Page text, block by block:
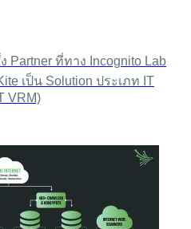
Partner ที่ทาง Incognito Lab
เป็น Solution ประเภท IT
VRM)